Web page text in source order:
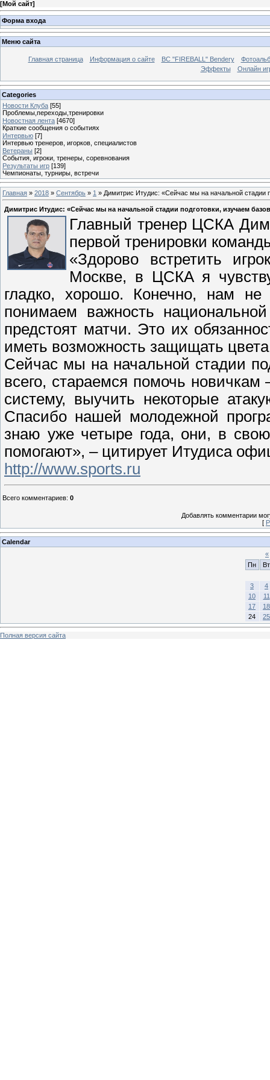
[Мой сайт]
Форма входа
Меню сайта
Главная страница Информация о сайте BC "FIREBALL" Bendery
Эффекты
Онлайн
Categories
Новости Клуба [55]
Проблемы,переходы,тренировки
Новостная лента [4670]
Краткие сообщения о событиях
Интервью [7]
Интервью тренеров, игорков, специалистов
Ветераны [2]
События, игроки, тренеры, соревнования
Результаты игр [139]
Чемпионаты, турниры, встречи
Главная » 2018 » Сентябрь » 1 » Димитрис Итудис: «Сейчас мы на начальной стадии
Димитрис Итудис: «Сейчас мы на начальной стадии подготовки, изучаем
Главный тренер ЦСКА
первой тренировки
«Здорово встретить
Москве, в ЦСКА я
гладко, хорошо. Конечно, нам
понимаем важность
предстоят матчи. Это их
иметь возможность защищать
Сейчас мы на начальной стадии
всего, стараемся помочь
систему, выучить некоторые
Спасибо нашей молодежной
знаю уже четыре года, они, в
помогают», – цитирует Итудиса
http://www.sports.ru
Всего комментариев: 0
Добавлять комментарии
[
Calendar
«
Пн
Вт
3
4
10
11
17
18
24
25
Полная версия сайта